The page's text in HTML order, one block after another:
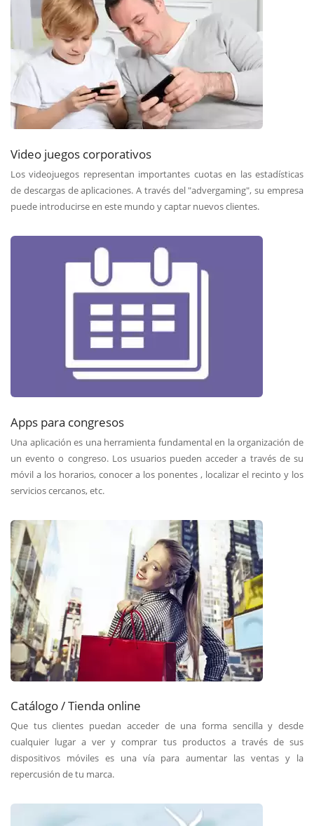
Video juegos corporativos
Los videojuegos representan importantes cuotas en las estadísticas
de descargas de aplicaciones. A través del "advergaming", su empresa
puede introducirse en este mundo y captar nuevos clientes.
Apps para congresos
Una aplicación es una herramienta fundamental en la organización de
un evento o congreso. Los usuarios pueden acceder a través de su
móvil a los horarios, conocer a los ponentes , localizar el recinto y los
servicios cercanos, etc.
Catálogo / Tienda online
Que tus clientes puedan acceder de una forma sencilla y desde
cualquier lugar a ver y comprar tus productos a través de sus
dispositivos móviles es una vía para aumentar las ventas y la
repercusión de tu marca.